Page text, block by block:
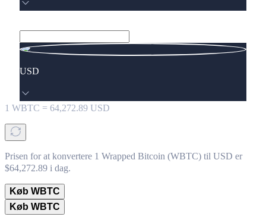
USD
1 WBTC = 64,272.89 USD
Prisen for at konvertere 1 Wrapped Bitcoin (WBTC) til USD er
$64,272.89 i dag.
Køb WBTC
Køb WBTC